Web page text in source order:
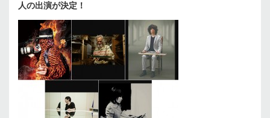
人の出演が決定！